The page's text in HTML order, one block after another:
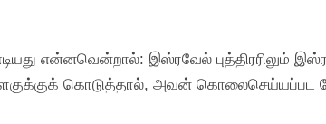
என்னவென்றால்: இஸ்ரவேல் புத்திரரிலும்
கொடுத்தால், அவன்